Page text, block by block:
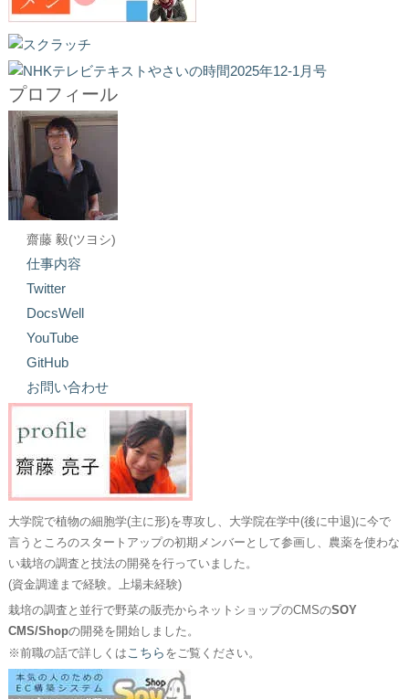
プロフィール
齋藤 毅(ツヨシ)
仕事内容
Twitter
DocsWell
YouTube
GitHub
お問い合わせ
大学院で植物の細胞学(主に形)を専攻し、大学院在学中(後に中退)に今で
言うところのスタートアップの初期メンバーとして参画し、農薬を使わな
い栽培の調査と技法の開発を行っていました。
(資金調達まで経験。上場未経験)
栽培の調査と並行で野菜の販売からネットショップのCMSのSOY
CMS/Shopの開発を開始しました。
※前職の話で詳しくはこちら をご覧ください。